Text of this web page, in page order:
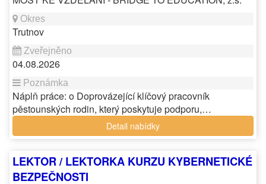
Trutnov
04.08.2026
Náplň práce: o Doprovázející klíčový pracovník
pěstounských rodin, který poskytuje podporu,…
Detail nabídky
LEKTOR / LEKTORKA KURZU KYBERNETICKÉ
BEZPEČNOSTI